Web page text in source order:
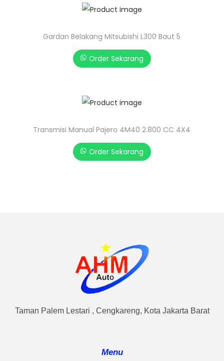
Gardan Belakang Mitsubishi L300 Baut 5
Order Sekarang
Transmisi Manual Pajero 4M40 2.800 CC 4X4
Order Sekarang
Taman Palem Lestari , Cengkareng, Kota Jakarta Barat
Menu